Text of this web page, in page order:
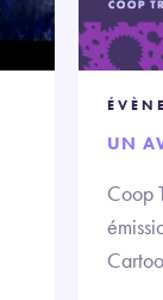
UN
Coop